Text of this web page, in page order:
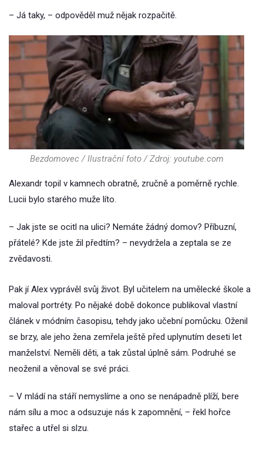
– Já taky, – odpověděl muž nějak rozpačitě.
Bezdomovec / Ilustrační foto / Zdroj: youtube.com
Alexandr topil v kamnech obratně, zručně a poměrně rychle.
Lucii bylo starého muže líto.
– Jak jste se ocitl na ulici? Nemáte žádný domov? Příbuzní,
přátelé? Kde jste žil předtím? – nevydržela a zeptala se ze
zvědavosti.
Pak jí Alex vyprávěl svůj život. Byl učitelem na umělecké škole a
maloval portréty. Po nějaké době dokonce publikoval vlastní
článek v módním časopisu, tehdy jako učební pomůcku. Oženil
se brzy, ale jeho žena zemřela ještě před uplynutím deseti let
manželství. Neměli děti, a tak zůstal úplně sám. Podruhé se
neoženil a věnoval se své práci.
– V mládí na stáří nemyslíme a ono se nenápadně plíží, bere
nám sílu a moc a odsuzuje nás k zapomnění, – řekl hořce
stařec a utřel si slzu.